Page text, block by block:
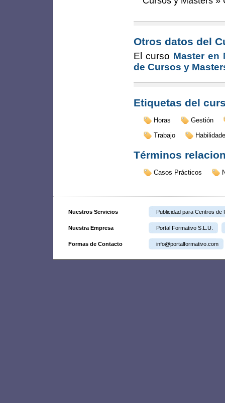
Otros datos del
El curso Master en
de Cursos y
Etiquetas del
Horas
Gestión
Trabajo
Términos
Casos Prácticos
Nuestros Servicios Publicidad para Centros de
Nuestra Empresa Portal Formativo S.L.U.
Formas de Contacto info@portalformativo.com